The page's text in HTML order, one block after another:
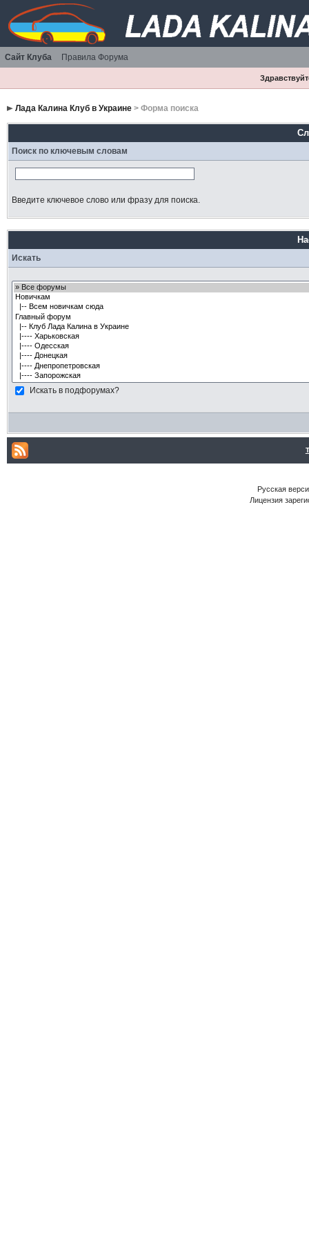
Сайт Клуба Правила Форума
Лада Калина Клуб в Украине> Форма поиска
Поиск по ключевым словам
Введите ключевое слово или фразу для поиска.
Искать
Искать в подфорумах?
Русская
Лицензия